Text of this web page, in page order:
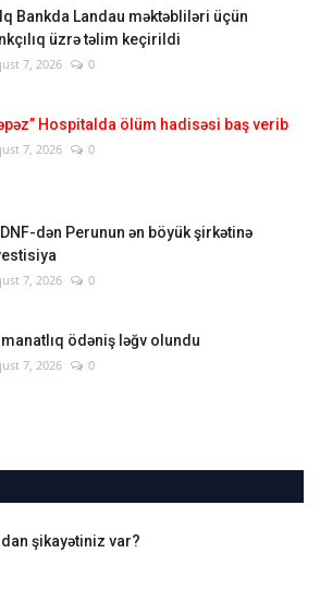
Bankda Landau məktəbliləri üçün
üzrə təlim keçirildi
7, 2026 0
Hospitalda ölüm hadisəsi baş verib
7, 2026 0
dən Perunun ən böyük şirkətinə
7, 2026 0
ödəniş ləğv olundu
7, 2026 0
şikayətiniz var?